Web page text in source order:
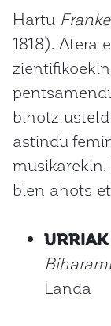
Hartu
1818). Atera
bihotz
astindu
bien ahots
URRIAK
Landa